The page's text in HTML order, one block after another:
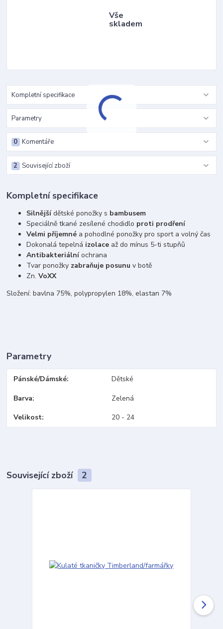
Vše
skladem
Kompletní specifikace
Parametry
Komentáře
0
Související zboží
2
Kompletní specifikace
Silnějšídětské ponožky s bambusem
Speciálně tkané zesílené chodidlo proti prodření
Velmi příjemné a pohodlné ponožky pro sport a volný čas
Dokonalá tepelná izolace až do mínus 5-ti stupňů
Antibakteriálníochrana
Tvar ponožky zabraňuje posunu v botě
Zn.VoXX
Složení: bavlna 75%, polypropylen 18%, elastan 7%
Parametry
Pánské/Dámské Dětské
Barva Zelená
Velikost 20 - 24
Související zboží 2